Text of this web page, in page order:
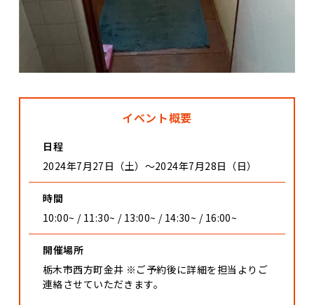
イベント概要
日程
2024年7月27日（土）〜2024年7月28日（日）
時間
10:00~ / 11:30~ / 13:00~ / 14:30~ / 16:00~
開催場所
栃木市西方町金井 ※ご予約後に詳細を担当よりご
連絡させていただきます。